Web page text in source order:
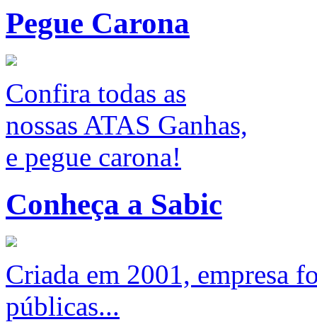
Pegue Carona
Confira todas as
nossas ATAS Ganhas,
e pegue carona!
Conheça a Sabic
Criada em 2001, empresa
públicas...